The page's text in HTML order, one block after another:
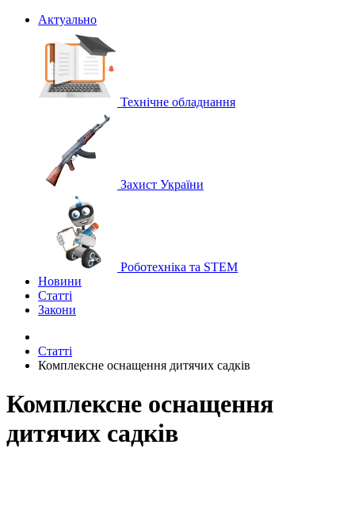
Актуально
Технічне обладнання
Захист України
Роботехніка та STEM
Новини
Статті
Закони
Статті
Комплексне оснащення дитячих садків
Комплексне оснащення
дитячих садків